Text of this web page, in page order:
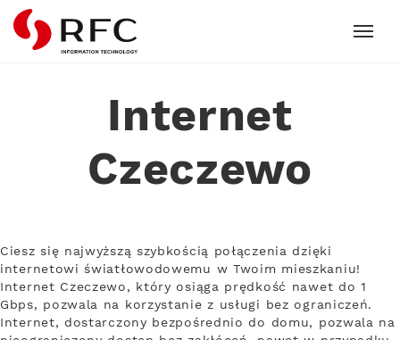
RFC
Internet
Czeczewo
Ciesz się najwyższą szybkością połączenia dzięki
internetowi światłowodowemu w Twoim mieszkaniu!
Internet Czeczewo, który osiąga prędkość nawet do 1
Gbps, pozwala na korzystanie z usługi bez ograniczeń.
Internet, dostarczony bezpośrednio do domu, pozwala na